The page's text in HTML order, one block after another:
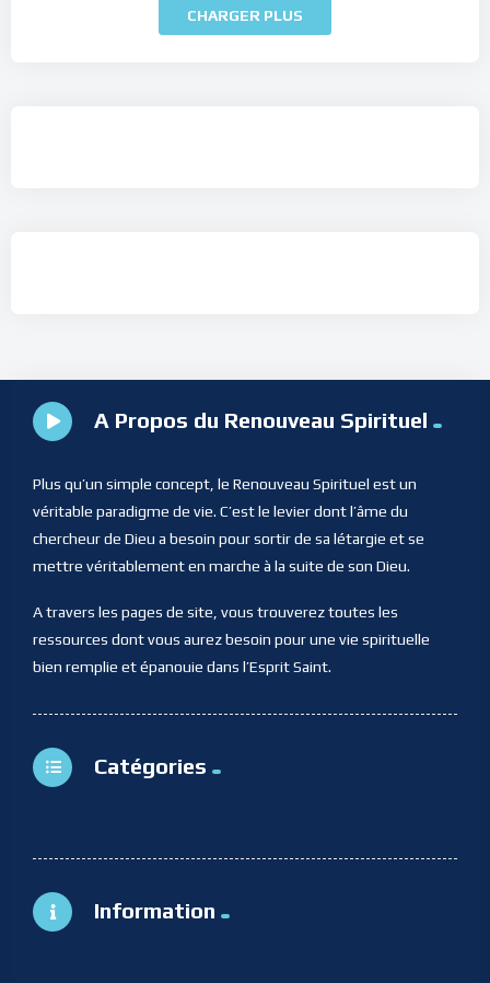
CHARGER PLUS
A Propos du Renouveau Spirituel
Plus qu’un simple concept, le Renouveau Spirituel est un
véritable paradigme de vie. C’est le levier dont l’âme du
chercheur de Dieu a besoin pour sortir de sa létargie et se
mettre véritablement en marche à la suite de son Dieu.
A travers les pages de site, vous trouverez toutes les
ressources dont vous aurez besoin pour une vie spirituelle
bien remplie et épanouie dans l’Esprit Saint.
Catégories
Information